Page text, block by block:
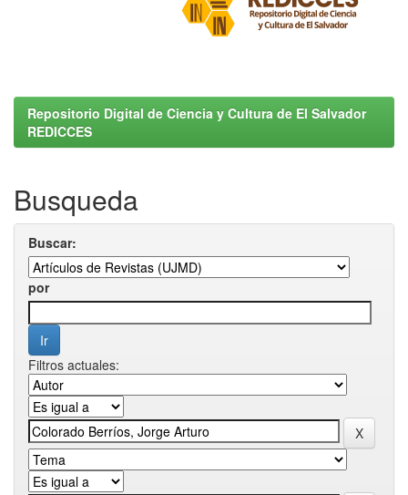
Repositorio Digital de Ciencia y Cultura de El Salvador
REDICCES
Busqueda
Buscar:
por
Filtros actuales: